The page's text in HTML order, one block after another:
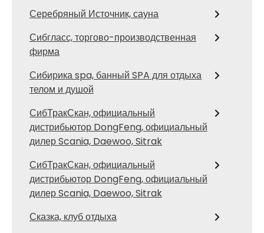
Серебряный Источник, сауна
Сибгласс, торгово-производственная
фирма
Сибирика spa, банный SPA для отдыха
телом и душой
СибТракСкан, официальный
дистрибьютор DongFeng, официальный
дилер Scania, Daewoo, Sitrak
СибТракСкан, официальный
дистрибьютор DongFeng, официальный
дилер Scania, Daewoo, Sitrak
Сказка, клуб отдыха